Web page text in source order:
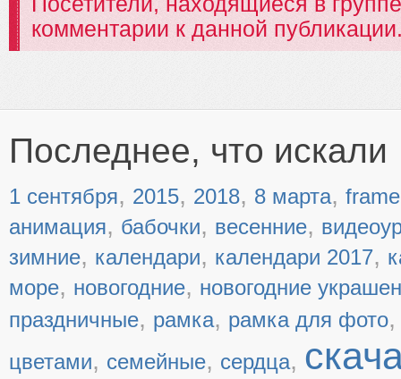
комментарии к данной
Последнее, что искали
1 сентября, 2015, 2018, 8 марта, frame
анимация, бабочки, весенние,
зимние, календари, календари 2017,
море, новогодние, новогодние
праздничные, рамка, рамка для фото
цветами, семейные, сердца,